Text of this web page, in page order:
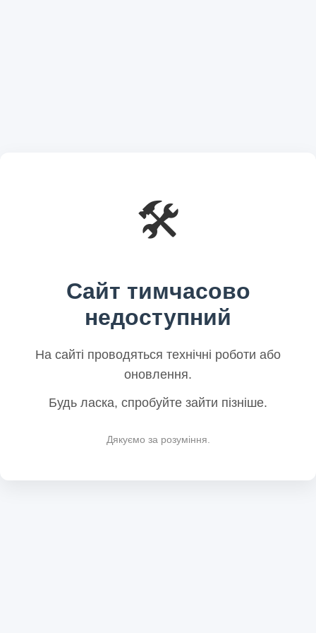
🛠️
Сайт тимчасово
недоступний
На сайті проводяться технічні роботи або
оновлення.
Будь ласка, спробуйте зайти пізніше.
Дякуємо за розуміння.